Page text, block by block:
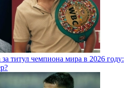
титул чемпиона мира в 2026 году: